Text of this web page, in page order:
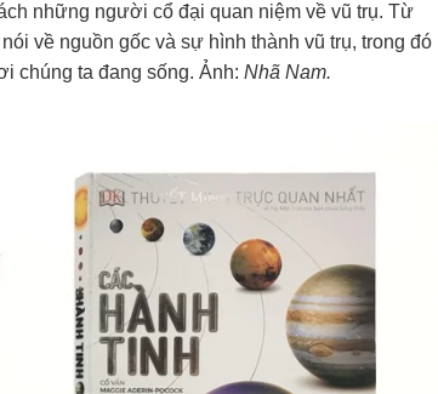
những người cổ đại quan niệm về vũ trụ. Từ
về nguồn gốc và sự hình thành vũ trụ, trong đó
chúng ta đang sống. Ảnh: Nhã Nam.